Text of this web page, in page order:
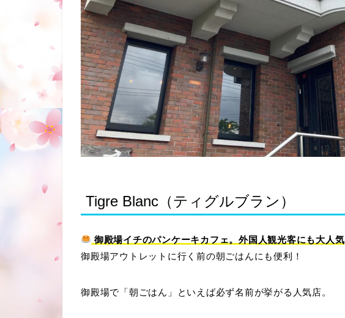
Tigre Blanc（ティグルブラン）
御殿場イチのパンケーキカフェ。外国人観光客にも大人気
御殿場アウトレットに行く前の朝ごはんにも便利！
御殿場で「朝ごはん」といえば必ず名前が挙がる人気店。